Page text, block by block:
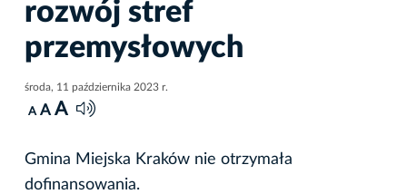
rozwój stref
przemysłowych
środa, 11 października 2023 r.
A A A
Gmina Miejska Kraków nie otrzymała
dofinansowania.